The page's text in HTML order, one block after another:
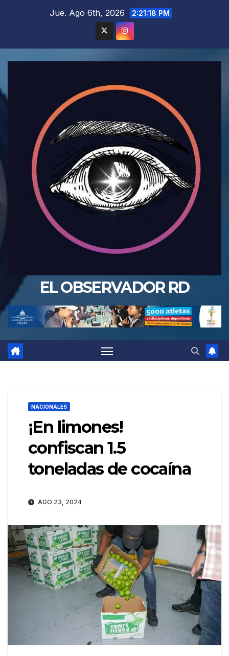
Jue. Ago 6th, 2026 2:21:20 PM
EL OBSERVADOR RD
NACIONALES
¡En limones!
confiscan 1.5
toneladas de cocaína
AGO 23, 2024